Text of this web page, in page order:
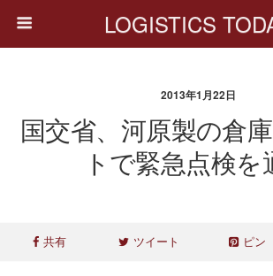
LOGISTICS
2013年1月22日
国交省、河原製の倉
トで緊急点検を
共有 ツイート ピン